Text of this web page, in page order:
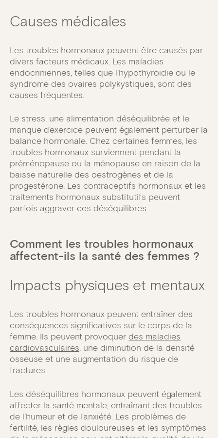
Causes médicales
Les troubles hormonaux peuvent être causés par
divers facteurs médicaux. Les maladies
endocriniennes, telles que l’hypothyroïdie ou le
syndrome des ovaires polykystiques, sont des
causes fréquentes.
Le stress, une alimentation déséquilibrée et le
manque d’exercice peuvent également perturber la
balance hormonale. Chez certaines femmes, les
troubles hormonaux surviennent pendant la
préménopause ou la ménopause en raison de la
baisse naturelle des oestrogènes et de la
progestérone. Les contraceptifs hormonaux et les
traitements hormonaux substitutifs peuvent
parfois aggraver ces déséquilibres.
Comment les troubles hormonaux
affectent-ils la santé des femmes ?
Impacts physiques et mentaux
Les troubles hormonaux peuvent entraîner des
conséquences significatives sur le corps de la
femme. Ils peuvent provoquer des maladies
cardiovasculaires, une diminution de la densité
osseuse et une augmentation du risque de
fractures.
Les déséquilibres hormonaux peuvent également
affecter la santé mentale, entraînant des troubles
de l’humeur et de l’anxiété. Les problèmes de
fertilité, les règles douloureuses et les symptômes